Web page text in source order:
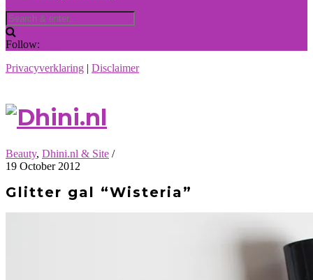
Follow:
Privacyverklaring | Disclaimer
Beauty, Dhini.nl & Site /
19 October 2012
Glitter gal “Wisteria”